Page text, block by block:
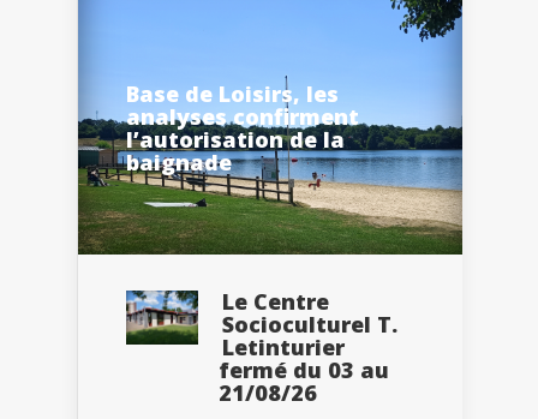
Base de Loisirs, les
analyses confirment
l’autorisation de la
baignade
Le Centre
Socioculturel T.
Letinturier
fermé du 03 au
21/08/26